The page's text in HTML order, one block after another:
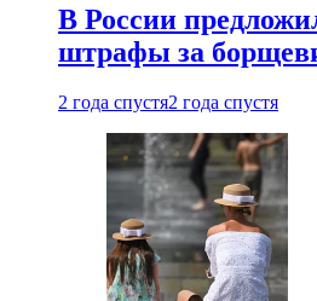
В России
штрафы за
2 года спустя2 года спустя